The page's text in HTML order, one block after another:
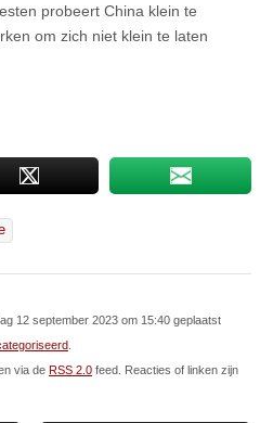
probeert China klein te
om zich niet klein te laten
12 september 2023 om 15:40 geplaatst
via de RSS 2.0 feed. Reacties of linken zijn